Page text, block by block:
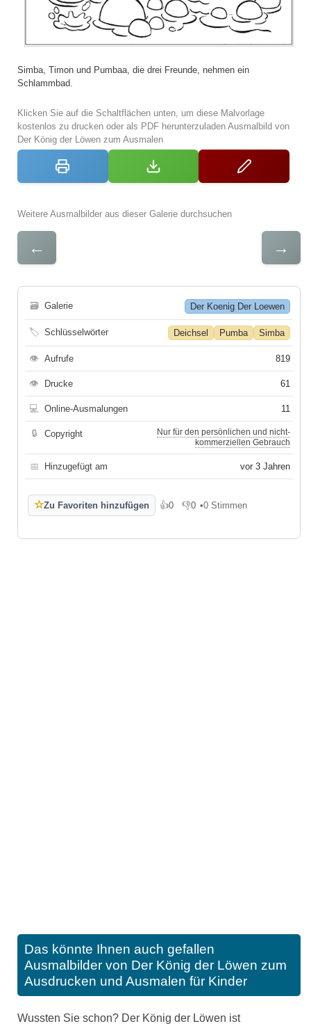
Simba, Timon und Pumbaa, die drei Freunde, nehmen ein
Schlammbad.
Klicken Sie auf die Schaltflächen unten, um diese Malvorlage
kostenlos zu drucken oder als PDF herunterzuladen Ausmalbild von
Der König der Löwen zum Ausmalen
Weitere Ausmalbilder aus dieser Galerie durchsuchen
← →
🗃 Galerie Der Koenig Der Loewen
🏷 Schlüsselwörter Deichsel Pumba Simba
👁 Aufrufe 819
👁 Drucke 61
💻 Online-Ausmalungen 11
🔒 Copyright
Nur für den persönlichen und nicht-
kommerziellen Gebrauch
📅 Hinzugefügt am vor 3 Jahren
☆Zu Favoriten hinzufügen 👍0
Gefällt mir
👎0
Gefällt mir nicht
•0 Stimmen
Das könnte Ihnen auch gefallen
Ausmalbilder von Der König der Löwen zum
Ausdrucken und Ausmalen für Kinder
Wussten Sie schon? Der König der Löwen ist